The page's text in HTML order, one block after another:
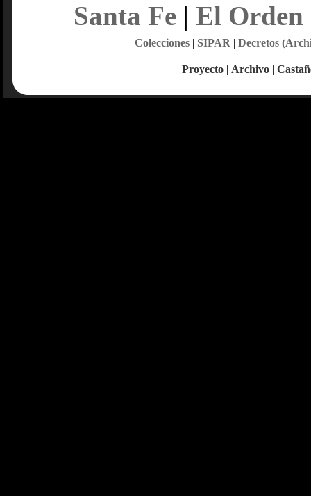
Santa Fe| El Orden
Colecciones| SIPAR | Decretos
Proyecto | Archivo |